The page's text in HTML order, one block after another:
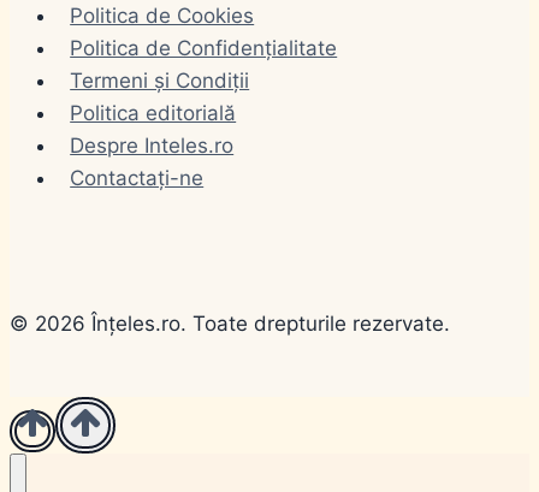
Politica de Cookies
Politica de Confidențialitate
Termeni și Condiții
Politica editorială
Despre Inteles.ro
Contactați-ne
© 2026 Înțeles.ro. Toate drepturile rezervate.